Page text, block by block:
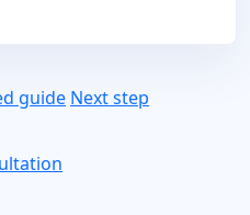
guide Next step